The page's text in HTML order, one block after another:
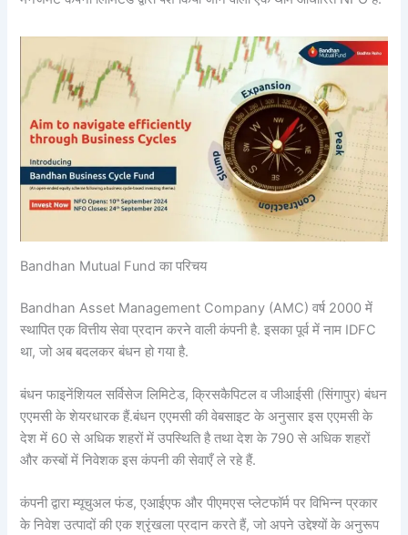
Bandhan Mutual Fund का परिचय
Bandhan Asset Management Company (AMC) वर्ष 2000 में
स्थापित एक वित्तीय सेवा प्रदान करने वाली कंपनी है. इसका पूर्व में नाम IDFC
था, जो अब बदलकर बंधन हो गया है.
बंधन फाइनेंशियल सर्विसेज लिमिटेड, क्रिसकैपिटल व जीआईसी (सिंगापुर) बंधन
एएमसी के शेयरधारक हैं.बंधन एएमसी की वेबसाइट के अनुसार इस एएमसी के
देश में 60 से अधिक शहरों में उपस्थिति है तथा देश के 790 से अधिक शहरों
और कस्बों में निवेशक इस कंपनी की सेवाएँ ले रहे हैं.
कंपनी द्वारा म्यूचुअल फंड, एआईएफ और पीएमएस प्लेटफॉर्म पर विभिन्न प्रकार
के निवेश उत्पादों की एक श्रृंखला प्रदान करते हैं, जो अपने उद्देश्यों के अनुरूप